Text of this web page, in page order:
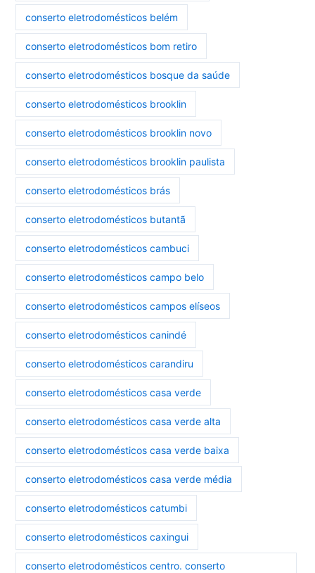
conserto eletrodomésticos belém
conserto eletrodomésticos bom retiro
conserto eletrodomésticos bosque da saúde
conserto eletrodomésticos brooklin
conserto eletrodomésticos brooklin novo
conserto eletrodomésticos brooklin paulista
conserto eletrodomésticos brás
conserto eletrodomésticos butantã
conserto eletrodomésticos cambuci
conserto eletrodomésticos campo belo
conserto eletrodomésticos campos elíseos
conserto eletrodomésticos canindé
conserto eletrodomésticos carandiru
conserto eletrodomésticos casa verde
conserto eletrodomésticos casa verde alta
conserto eletrodomésticos casa verde baixa
conserto eletrodomésticos casa verde média
conserto eletrodomésticos catumbi
conserto eletrodomésticos caxingui
conserto eletrodomésticos centro. conserto